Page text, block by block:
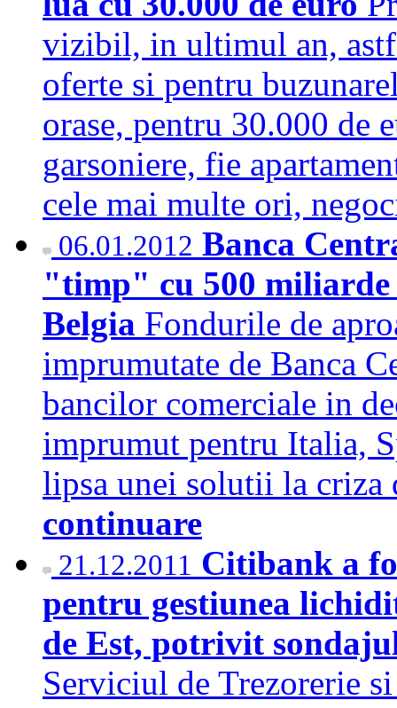
vizibil, in ultimul an,
oferte si pentru
orase, pentru 30.000 de
garsoniere, fie
cele mai multe ori,
06.01.2012 Banca
"timp" cu 500 miliarde
Belgia Fondurile de
imprumutate de Banca
bancilor comerciale in
imprumut pentru Italia,
lipsa unei solutii la
continuare
21.12.2011 Citibank a
pentru gestiunea
de Est, potrivit
Serviciul de Trezorerie